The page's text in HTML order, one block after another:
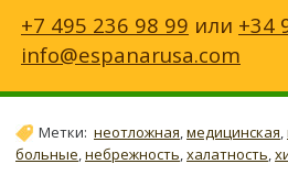
+7 495 236 98 99 или +34
info@espanarusa.com
Метки: неотложная,медицинская,
больные,небрежность,халатность,